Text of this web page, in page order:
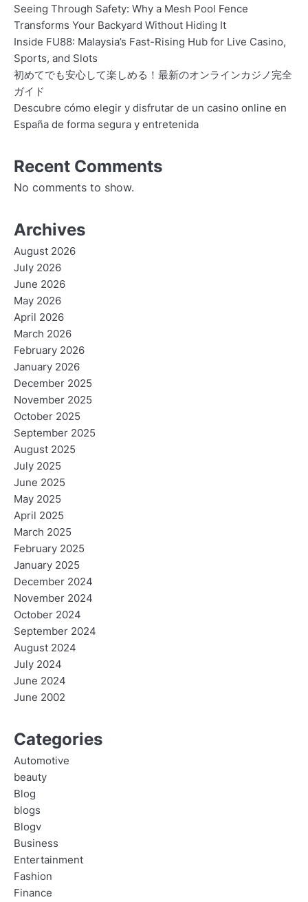
Seeing Through Safety: Why a Mesh Pool Fence
Transforms Your Backyard Without Hiding It
Inside FU88: Malaysia’s Fast-Rising Hub for Live Casino,
Sports, and Slots
初めてでも安心して楽しめる！最新のオンラインカジノ完全
ガイド
Descubre cómo elegir y disfrutar de un casino online en
España de forma segura y entretenida
Recent Comments
No comments to show.
Archives
August 2026
July 2026
June 2026
May 2026
April 2026
March 2026
February 2026
January 2026
December 2025
November 2025
October 2025
September 2025
August 2025
July 2025
June 2025
May 2025
April 2025
March 2025
February 2025
January 2025
December 2024
November 2024
October 2024
September 2024
August 2024
July 2024
June 2024
June 2002
Categories
Automotive
beauty
Blog
blogs
Blogv
Business
Entertainment
Fashion
Finance